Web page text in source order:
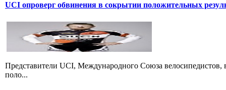
UCI опроверг обвинения в сокрытии положительных
Представители UCI, Международного Союза
поло...